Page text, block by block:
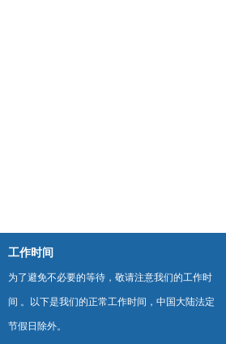
工作时间
为了避免不必要的等待，敬请注意我们的工作时
间 。以下是我们的正常工作时间，中国大陆法定
节假日除外。